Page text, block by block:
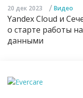
20 дек 2023 / Видео
Yandex Cloud и
о старте работы
данными